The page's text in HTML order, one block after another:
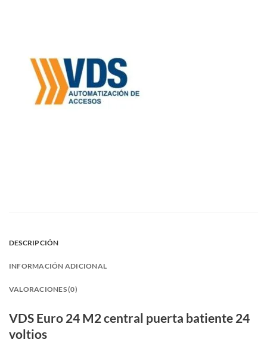
DESCRIPCIÓN
INFORMACIÓN ADICIONAL
VALORACIONES (0)
VDS Euro 24 M2 central puerta batiente 24
voltios